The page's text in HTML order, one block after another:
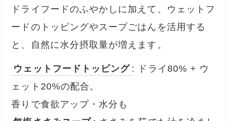
ドライフードのふやかしに加えて、ウェットフ
ードのトッピングやスープごはんを活用する
と、自然に水分摂取量が増えます。
ウェットフードトッピング : ドライ80% + ウ
ェット20%の配合。
香りで食欲アップ・水分も